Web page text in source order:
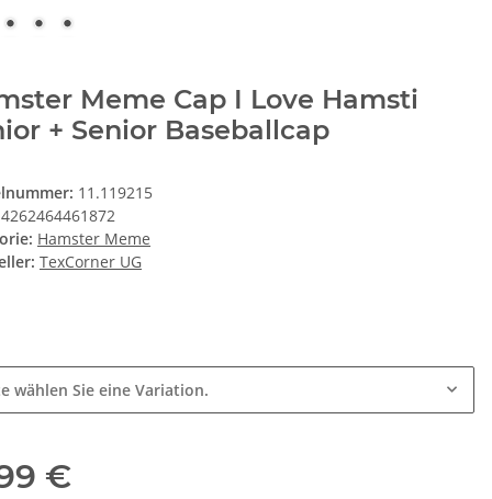
Meme Cap I Love Hamsti
+ Senior Baseballcap
11.119215
4262464461872
Hamster Meme
TexCorner UG
wählen Sie eine Variation.
€